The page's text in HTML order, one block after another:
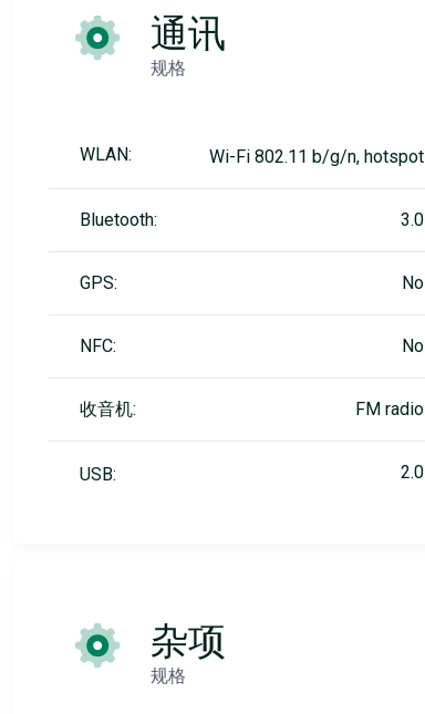
通讯
规格
WLAN: Wi-Fi 802.11 b/g/n, hotspot
Bluetooth: 3.0
GPS: No
NFC: No
收音机: FM radio
USB: 2.0
杂项
规格